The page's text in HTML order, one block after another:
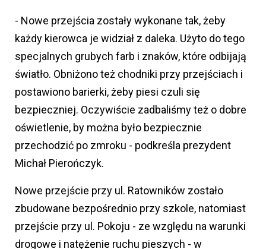
- Nowe przejścia zostały wykonane tak, żeby
każdy kierowca je widział z daleka. Użyto do tego
specjalnych grubych farb i znaków, które odbijają
światło. Obniżono też chodniki przy przejściach i
postawiono barierki, żeby piesi czuli się
bezpieczniej. Oczywiście zadbaliśmy też o dobre
oświetlenie, by można było bezpiecznie
przechodzić po zmroku - podkreśla prezydent
Michał Pierończyk.
Nowe przejście przy ul. Ratowników zostało
zbudowane bezpośrednio przy szkole, natomiast
przejście przy ul. Pokoju - ze względu na warunki
drogowe i natężenie ruchu pieszych - w